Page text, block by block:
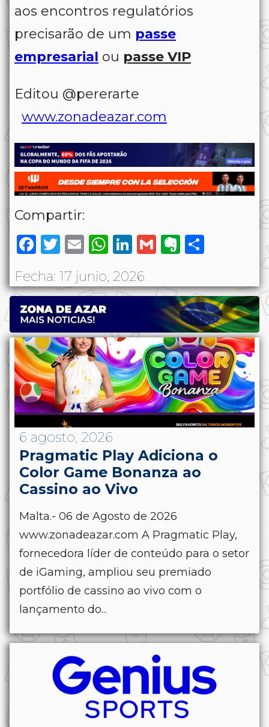
aos encontros regulatórios
precisarão de um passe
empresarial ou passe VIP
Editou @pererarte
www.zonadeazar.com
Compartir:
Facebook
Twitter
EmailWhatsApp
LinkedIn
GmailEvernote
Fecha: 17 junio, 2026
6 agosto, 2026
Pragmatic Play Adiciona o
Color Game Bonanza ao
Cassino ao Vivo
Malta.- 06 de Agosto de 2026
www.zonadeazar.com A Pragmatic Play,
fornecedora líder de conteúdo para o setor
de iGaming, ampliou seu premiado
portfólio de cassino ao vivo com o
lançamento do...